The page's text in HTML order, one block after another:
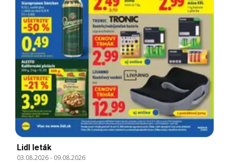
Lidl leták
03.08.2026- 09.08.2026